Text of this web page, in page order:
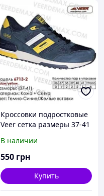
Кроссовки подростковые
Veer сетка размеры 37-41
В наличии
550 грн
Купить